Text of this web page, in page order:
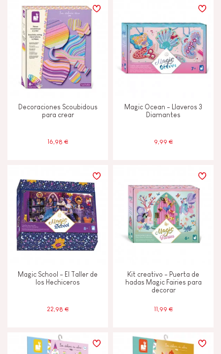
Decoraciones Scoubidous
para crear
16,98 €
Magic Ocean - Llaveros 3
Diamantes
9,99 €
Magic School - El Taller de
los Hechiceros
22,98 €
Kit creativo - Puerta de
hadas Magic Fairies para
decorar
11,99 €